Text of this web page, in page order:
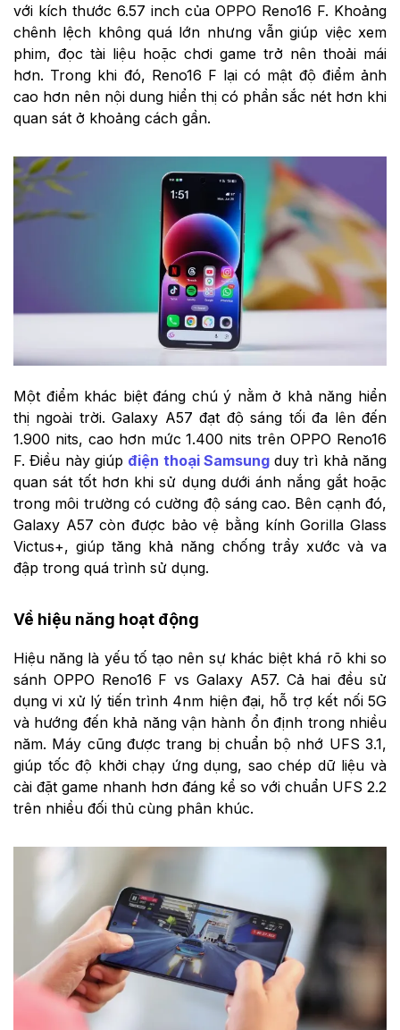
với kích thước 6.57 inch của OPPO Reno16 F. Khoảng
chênh lệch không quá lớn nhưng vẫn giúp việc xem
phim, đọc tài liệu hoặc chơi game trở nên thoải mái
hơn. Trong khi đó, Reno16 F lại có mật độ điểm ảnh
cao hơn nên nội dung hiển thị có phần sắc nét hơn khi
quan sát ở khoảng cách gần.
Một điểm khác biệt đáng chú ý nằm ở khả năng hiển
thị ngoài trời. Galaxy A57 đạt độ sáng tối đa lên đến
1.900 nits, cao hơn mức 1.400 nits trên OPPO Reno16
F. Điều này giúp điện thoại Samsungduy trì khả năng
quan sát tốt hơn khi sử dụng dưới ánh nắng gắt hoặc
trong môi trường có cường độ sáng cao. Bên cạnh đó,
Galaxy A57 còn được bảo vệ bằng kính Gorilla Glass
Victus+, giúp tăng khả năng chống trầy xước và va
đập trong quá trình sử dụng.
Về hiệu năng hoạt động
Hiệu năng là yếu tố tạo nên sự khác biệt khá rõ khi so
sánh OPPO Reno16 F vs Galaxy A57. Cả hai đều sử
dụng vi xử lý tiến trình 4nm hiện đại, hỗ trợ kết nối 5G
và hướng đến khả năng vận hành ổn định trong nhiều
năm. Máy cũng được trang bị chuẩn bộ nhớ UFS 3.1,
giúp tốc độ khởi chạy ứng dụng, sao chép dữ liệu và
cài đặt game nhanh hơn đáng kể so với chuẩn UFS 2.2
trên nhiều đối thủ cùng phân khúc.